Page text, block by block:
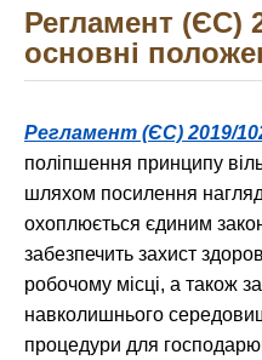
Регламент (ЄС)
основні
Регламент (ЄС) 2019/
поліпшення принципу
шляхом посилення
охоплюється єдиним
забезпечить захист
робочому місці, а також
навколишнього
процедури для